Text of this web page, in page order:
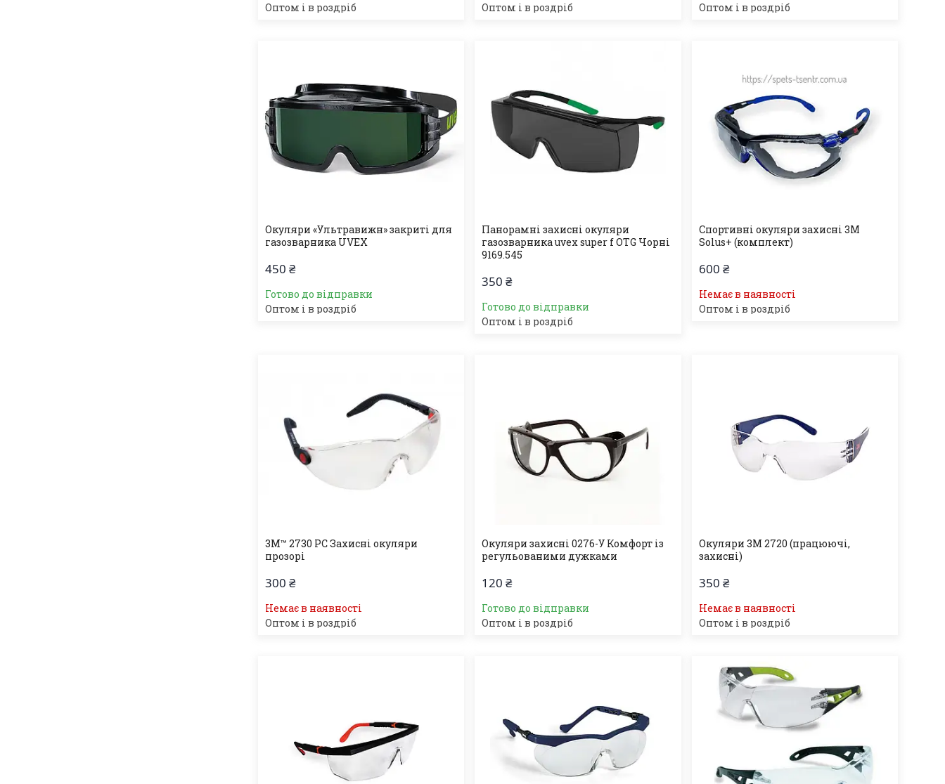
Оптом і в роздріб
Оптом і в роздріб
Оптом і в роздріб
Окуляри «Ультравижн» закриті для
газозварника UVEX
450 ₴
Готово до відправки
Оптом і в роздріб
Панорамні захисні окуляри
газозварника uvex super f OTG Чорні
9169.545
350 ₴
Готово до відправки
Оптом і в роздріб
Спортивні окуляри захисні 3M
Solus+ (комплект)
600 ₴
Немає в наявності
Оптом і в роздріб
3М™ 2730 PC Захисні окуляри
прозорі
300 ₴
Немає в наявності
Оптом і в роздріб
Окуляри захисні 0276-У Комфорт із
регульованими дужками
120 ₴
Готово до відправки
Оптом і в роздріб
Окуляри 3M 2720 (працюючі,
захисні)
350 ₴
Немає в наявності
Оптом і в роздріб